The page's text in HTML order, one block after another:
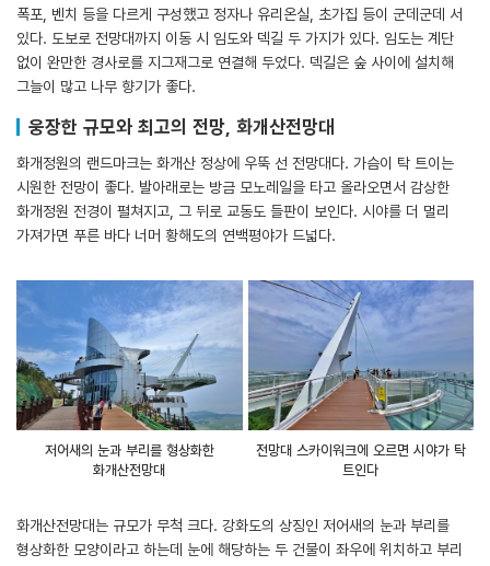
폭포, 벤치 등을 다르게 구성했고 정자나 유리온실, 초가집 등이 군데군데 서
있다. 도보로 전망대까지 이동 시 임도와 덱길 두 가지가 있다. 임도는 계단
없이 완만한 경사로를 지그재그로 연결해 두었다. 덱길은 숲 사이에 설치해
그늘이 많고 나무 향기가 좋다.
웅장한 규모와 최고의 전망, 화개산전망대
화개정원의 랜드마크는 화개산 정상에 우뚝 선 전망대다. 가슴이 탁 트이는
시원한 전망이 좋다. 발아래로는 방금 모노레일을 타고 올라오면서 감상한
화개정원 전경이 펼쳐지고, 그 뒤로 교동도 들판이 보인다. 시야를 더 멀리
가져가면 푸른 바다 너머 황해도의 연백평야가 드넓다.
저어새의 눈과 부리를 형상화한
화개산전망대
전망대 스카이워크에 오르면 시야가 탁
트인다
화개산전망대는 규모가 무척 크다. 강화도의 상징인 저어새의 눈과 부리를
형상화한 모양이라고 하는데 눈에 해당하는 두 건물이 좌우에 위치하고 부리